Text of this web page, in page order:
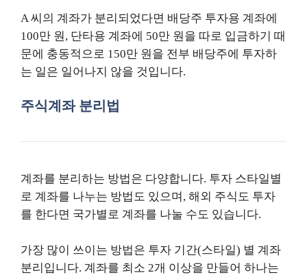
A 씨의 계좌가 분리되었다면 배당주 투자용 계좌에
100만 원, 단타용 계좌에 50만 원을 따로 입금하기 때
문에 충동적으로 150만 원을 전부 배당주에 투자하
는 일은 일어나지 않을 것입니다.
주식계좌 분리법
계좌를 분리하는 방법은 다양합니다. 투자 스타일별
로 계좌를 나누는 방법도 있으며, 해외 주식도 투자
를 한다면 국가별로 계좌를 나눌 수도 있습니다.
가장 많이 쓰이는 방법은 투자 기간(스타일) 별 계좌
분리입니다. 계좌를 최소 2개 이상을 만들어 하나는